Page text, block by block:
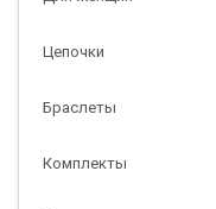
Цепочки
Браслеты
Комплекты